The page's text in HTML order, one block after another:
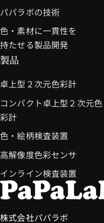
株式会社パパラボ
パパラボの技術
色・素材に一貫性を
持たせる製品開発
製品
卓上型２次元色彩計
コンパクト卓上型２次元色
彩計
色・絵柄検査装置
高解像度色彩センサ
インライン検査装置